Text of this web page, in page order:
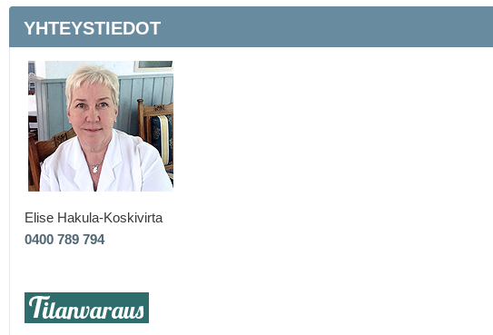
YHTEYSTIEDOT
Elise Hakula-Koskivirta
0400 789 794